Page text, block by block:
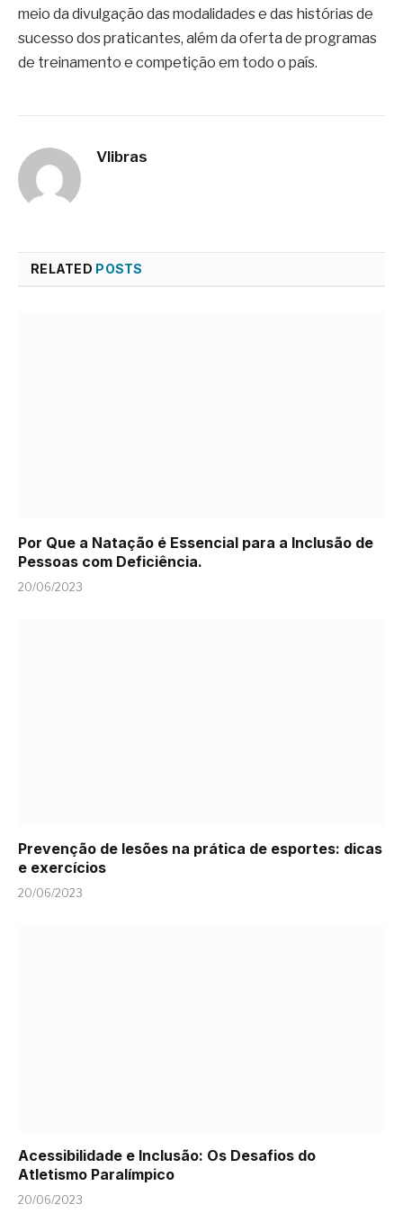
meio da divulgação das modalidades e das histórias de
sucesso dos praticantes, além da oferta de programas
de treinamento e competição em todo o país.
Vlibras
RELATED POSTS
Por Que a Natação é Essencial para a Inclusão de
Pessoas com Deficiência.
20/06/2023
Prevenção de lesões na prática de esportes: dicas
e exercícios
20/06/2023
Acessibilidade e Inclusão: Os Desafios do
Atletismo Paralímpico
20/06/2023